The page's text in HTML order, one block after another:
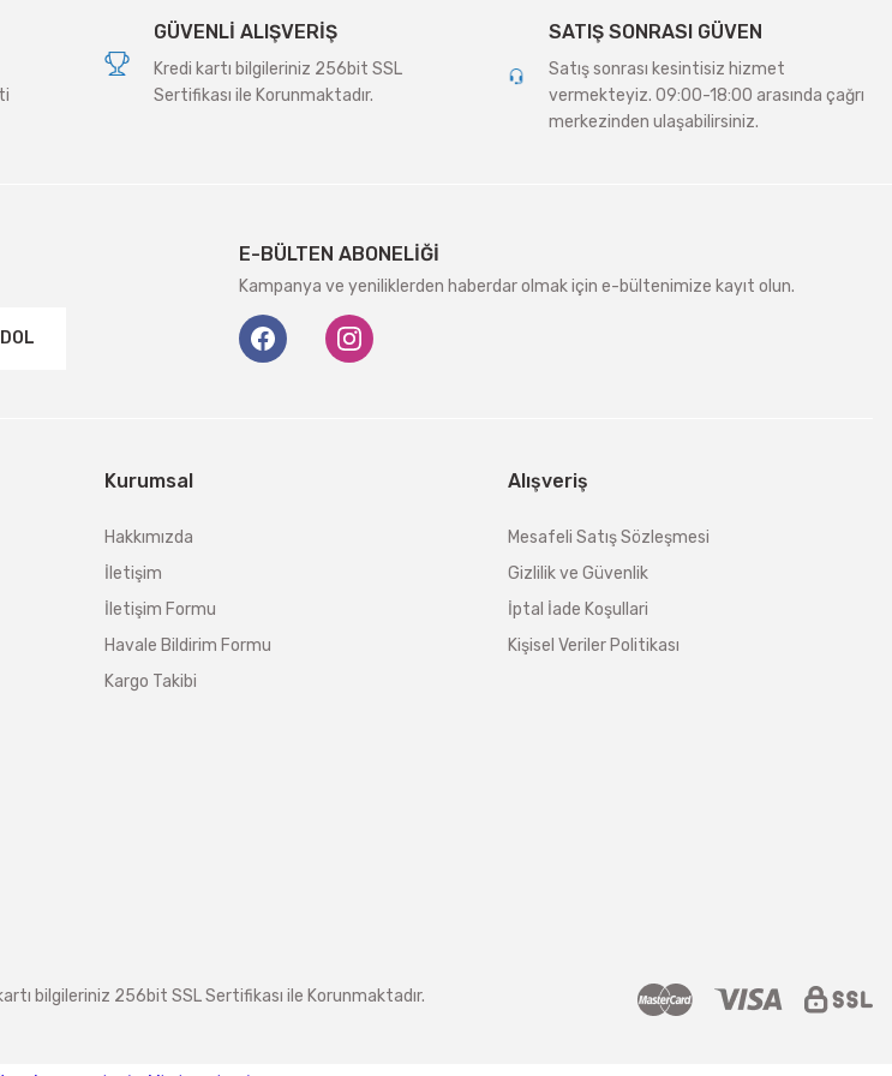
GÜVENLİ ALIŞVERİŞ
Kredi kartı bilgileriniz 256bit SSL
Sertifikası ile Korunmaktadır.
SATIŞ SONRASI GÜVEN
Satış sonrası kesintisiz hizmet
vermekteyiz. 09:00-18:00 arasında çağrı
merkezinden ulaşabilirsiniz.
E-BÜLTEN ABONELİĞİ
Kampanya ve yeniliklerden haberdar olmak için e-bültenimize kayıt olun.
Kurumsal
Hakkımızda
İletişim
İletişim Formu
Havale Bildirim Formu
Kargo Takibi
Alışveriş
Mesafeli Satış Sözleşmesi
Gizlilik ve Güvenlik
İptal İade Koşullari
Kişisel Veriler Politikası
bilgileriniz 256bit SSL Sertifikası ile Korunmaktadır.